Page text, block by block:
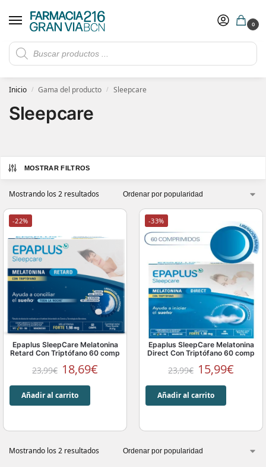
0
Rebajas de verano hasta -30%
​ 5€ de descuento con el cupón 5GRANVIA (compras superiores a 150€)
Inicio / Gama del producto / Sleepcare
Sleepcare
MOSTRAR FILTROS
Mostrando los 2 resultados
-22%
Epaplus SleepCare Melatonina
Retard Con Triptófano 60 comp
23,99€ 18,69€
Añadir al carrito
-33%
Epaplus SleepCare Melatonina
Direct Con Triptófano 60 comp
23,99€ 15,99€
Añadir al carrito
Mostrando los 2 resultados